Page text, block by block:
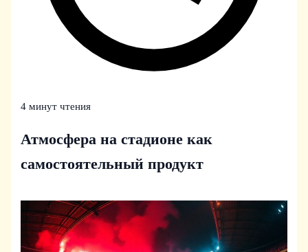
4 минут чтения
Атмосфера на стадионе как
самостоятельный продукт